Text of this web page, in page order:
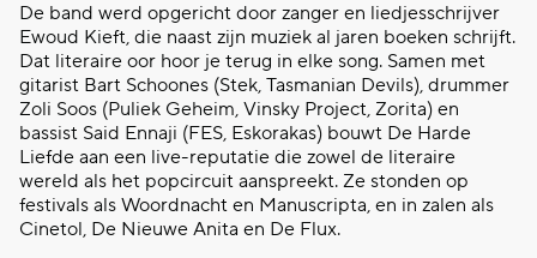
De band werd opgericht door zanger en liedjesschrijver
Ewoud Kieft, die naast zijn muziek al jaren boeken schrijft.
Dat literaire oor hoor je terug in elke song. Samen met
gitarist Bart Schoones (Stek, Tasmanian Devils), drummer
Zoli Soos (Puliek Geheim, Vinsky Project, Zorita) en
bassist Said Ennaji (FES, Eskorakas) bouwt De Harde
Liefde aan een live-reputatie die zowel de literaire
wereld als het popcircuit aanspreekt. Ze stonden op
festivals als Woordnacht en Manuscripta, en in zalen als
Cinetol, De Nieuwe Anita en De Flux.